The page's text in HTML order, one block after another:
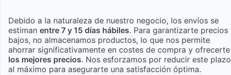
Debido a la naturaleza de nuestro negocio, los envíos se
estiman entre 7 y 15 días hábiles. Para garantizarte precios
bajos, no almacenamos productos, lo que nos permite
ahorrar significativamente en costes de compra y ofrecerte
los mejores precios. Nos esforzamos por reducir este plazo
al máximo para asegurarte una satisfacción óptima.